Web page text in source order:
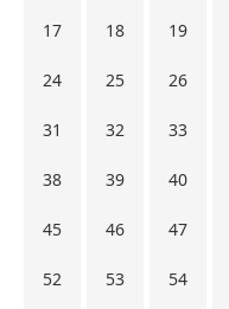
17 18 19
24 25 26
31 32 33
38 39 40
45 46 47
52 53 54